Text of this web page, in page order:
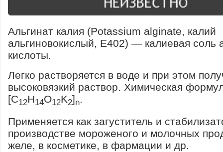
Альгинат калия (Potassium alginate, калий
альгиновокислый, E402) — калиевая соль
кислоты.
Легко растворяется в воде и при этом
высоковязкий раствор. Химическая
[C12H14O12K2]n.
Применяется как загуститель и
производстве мороженого и молочных
желе, в косметике, в фармации и др.